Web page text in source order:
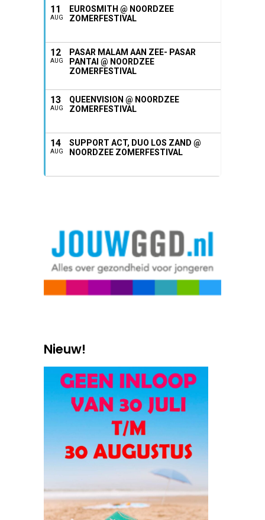
11
AUG
EUROSMITH @ NOORDZEE
ZOMERFESTIVAL
12
AUG
PASAR MALAM AAN ZEE- PASAR
PANTAI @ NOORDZEE
ZOMERFESTIVAL
13
AUG
QUEENVISION @ NOORDZEE
ZOMERFESTIVAL
14
AUG
SUPPORT ACT, DUO LOS ZAND @
NOORDZEE ZOMERFESTIVAL
Nieuw!